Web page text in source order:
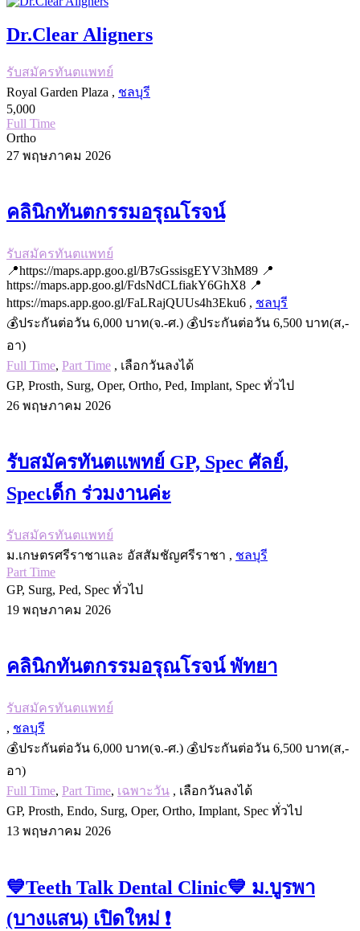
Dr.Clear Aligners
รับสมัครทันตแพทย์
Royal Garden Plaza , ชลบุรี
5,000
Full Time
Ortho
27 พฤษภาคม 2026
คลินิกทันตกรรมอรุณโรจน์
รับสมัครทันตแพทย์
📍https://maps.app.goo.gl/B7sGssisgEYV3hM89 📍
https://maps.app.goo.gl/FdsNdCLfiakY6GhX8 📍
https://maps.app.goo.gl/FaLRajQUUs4h3Eku6 , ชลบุรี
💰ประกันต่อวัน 6,000 บาท(จ.-ศ.) 💰ประกันต่อวัน 6,500 บาท(ส,-
อา)
Full Time, Part Time , เลือกวันลงได้
GP, Prosth, Surg, Oper, Ortho, Ped, Implant, Spec ทั่วไป
26 พฤษภาคม 2026
รับสมัครทันตแพทย์ GP, Spec ศัลย์,
Specเด็ก ร่วมงานค่ะ
รับสมัครทันตแพทย์
ม.เกษตรศรีราชาและ อัสสัมชัญศรีราชา , ชลบุรี
Part Time
GP, Surg, Ped, Spec ทั่วไป
19 พฤษภาคม 2026
คลินิกทันตกรรมอรุณโรจน์ พัทยา
รับสมัครทันตแพทย์
, ชลบุรี
💰ประกันต่อวัน 6,000 บาท(จ.-ศ.) 💰ประกันต่อวัน 6,500 บาท(ส,-
อา)
Full Time, Part Time, เฉพาะวัน , เลือกวันลงได้
GP, Prosth, Endo, Surg, Oper, Ortho, Implant, Spec ทั่วไป
13 พฤษภาคม 2026
💙Teeth Talk Dental Clinic💙 ม.บูรพา
(บางแสน) เปิดใหม่ ❗️